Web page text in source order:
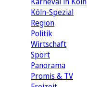
Köln-Spezial
Region
Politik
Wirtschaft
Sport
Panorama
Promis & TV